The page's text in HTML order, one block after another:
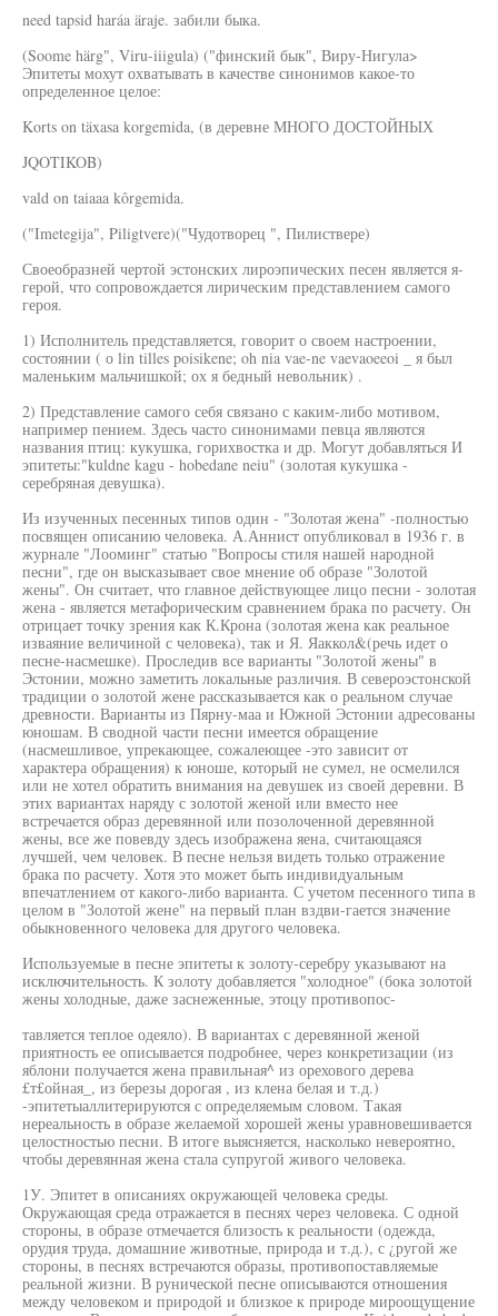
need tapsid haráa äraje. забили быка.
(Soome härg", Viru-iiigula) ("финский бык", Виру-Нигула>
Эпитеты мохут охватывать в качестве синонимов какое-то
определенное целое:
Korts on täxasa korgemida, (в деревне МНОГО ДОСТОЙНЫХ
JQOTIKOB)
vald on taiaaa kôrgemida.
("Imetegija", Piligtvere)("Чудотворец ", Пилиствере)
Своеобразней чертой эстонских лироэпических песен является я-
герой, что сопровождается лирическим представлением самого
героя.
1) Исполнитель представляется, говорит о своем настроении,
состоянии ( о lin tilles poisikene; oh nia vae-ne vaevaoeeoi _ я был
маленьким мальчишкой; ох я бедный невольник) .
2) Представление самого себя связано с каким-либо мотивом,
например пением. Здесь часто синонимами певца являются
названия птиц: кукушка, горихвостка и др. Могут добавляться И
эпитеты:"kuldne kagu - hobedane neiu" (золотая кукушка -
серебряная девушка).
Из изученных песенных типов один - "Золотая жена" -полностью
посвящен описанию человека. А.Аннист опубликовал в 1936 г. в
журнале "Лооминг" статью "Вопросы стиля нашей народной
песни", где он высказывает свое мнение об образе "Золотой
жены". Он считает, что главное действующее лицо песни - золотая
жена - является метафорическим сравнением брака по расчету. Он
отрицает точку зрения как К.Крона (золотая жена как реальное
изваяние величиной с человека), так и Я. Яаккол&(речь идет о
песне-насмешке). Проследив все варианты "Золотой жены" в
Эстонии, можно заметить локальные различия. В североэстонской
традиции о золотой жене рассказывается как о реальном случае
древности. Варианты из Пярну-маа и Южной Эстонии адресованы
юношам. В сводной части песни имеется обращение
(насмешливое, упрекающее, сожалеющее -это зависит от
характера обращения) к юноше, который не сумел, не осмелился
или не хотел обратить внимания на девушек из своей деревни. В
этих вариантах наряду с золотой женой или вместо нее
встречается образ деревянной или позолоченной деревянной
жены, все же повевду здесь изображена яена, считающаяся
лучшей, чем человек. В песне нельзя видеть только отражение
брака по расчету. Хотя это может быть индивидуальным
впечатлением от какого-либо варианта. С учетом песенного типа в
целом в "Золотой жене" на первый план вздви-гается значение
обыкновенного человека для другого человека.
Используемые в песне эпитеты к золоту-серебру указывают на
исключительность. К золоту добавляется "холодное" (бока золотой
жены холодные, даже заснеженные, этоцу противопос-
тавляется теплое одеяло). В вариантах с деревянной женой
приятность ее описывается подробнее, через конкретизации (из
яблони получается жена правильная^ из орехового дерева
£т£ойная_, из березы дорогая , из клена белая и т.д.)
-эпитетыаллитерируются с определяемым словом. Такая
нереальность в образе желаемой хорошей жены уравновешивается
целостностью песни. В итоге выясняется, насколько невероятно,
чтобы деревянная жена стала супругой живого человека.
1У. Эпитет в описаниях окружающей человека среды.
Окружающая среда отражается в песнях через человека. С одной
стороны, в образе отмечается близость к реальности (одежда,
орудия труда, домашние животные, природа и т.д.), с ¿ругой же
стороны, в песнях встречаются образы, противопоставляемые
реальной жизни. В рунической песне описываются отношения
между человеком и природой и близкое к природе мироощущение